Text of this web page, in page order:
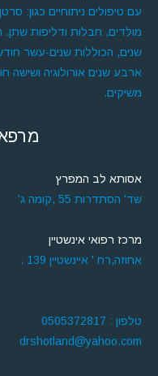
עם טיפולים ניתוחיים כגון:
מולדים, חבלות ודליפות
שנים, הכוללות שנים-עשר
ארבע שנים אורולוגיה
משיקים.
אסותא לב המפרץ
שד' הסתדרות 55 ,קומה ג'
מרכז רפואי אינשטיין
אחוזה,רח ' איינשטיין 139 .
טלפון : 0505372817
drshotland@yahoo.com